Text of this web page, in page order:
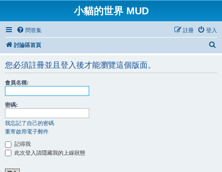
小貓的世界 MUD
問答集 登入
註冊
討論區首頁
您必須註冊並且登入後才能瀏覽這個版面。
會員名稱:
密碼:
我忘記了自己的密碼
重寄啟用電子郵件
記得我
此次登入請隱藏我的上線狀態